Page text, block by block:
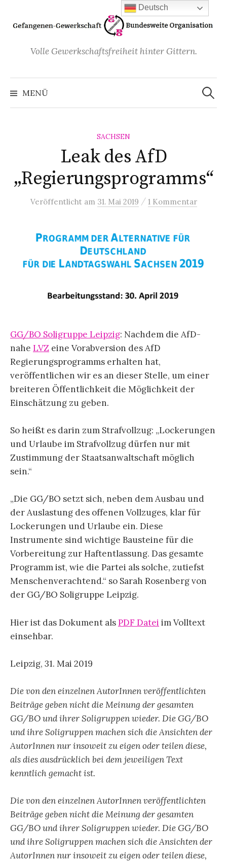
Inhalt
überspringen
Volle Gewerkschaftsfreiheit hinter Gittern.
MENÜ
Suchen
nach:
SACHSEN
Leak des AfD
„Regierungsprogramms“
Veröffentlicht am 31. Mai 2019 / 1 Kommentar
GG/BO Soligruppe Leipzig: Nachdem die AfD-
nahe LVZ eine Vorabversion des AfD
Regierungsprogramms erhalten hat,
veröffentlichen wir es an dieser Stelle, um einer
breiteren Öffentlichkeit die Möglichkeit der
Einschätzung zu geben.
So heißt es darin zum Strafvollzug: „Lockerungen
und Urlaube im Strafvollzug dürfen nur mit
Zustimmung der Staatsanwaltschaft möglich
sein.“
„Die GG/BO setzt sich, neben dem Ausbau und
der Auslastung des offenen Vollzuges, klar für
Lockerungen und Urlaube ein. Diese
Instrumente sind wichtige Bausteine für die
Vorbereitung zur Haftentlassung. Das gesamte
Programm ist, wie die Partei als solche, zutiefst
Menschenverachtend.“ so Sarah Rosenberg von
der GG/BO Soligruppe Leipzig.
Hier ist das Dokument alsPDF Datei im Volltext
einsehbar.
Leipzig, 31. Mai 2019
Die von den einzelnen AutorInnen veröffentlichten
Beiträge geben nicht die Meinung der gesamten
GG/BO und ihrer Soligruppen wieder. Die GG/BO
und ihre Soligruppen machen sich die Ansichten der
AutorInnen nur insoweit zu eigen oder teilen diese,
als dies ausdrücklich bei dem jeweiligen Text
kenntlich gemacht ist.
Die von den einzelnen AutorInnen veröffentlichten
Beiträge geben nicht die Meinung der gesamten
GG/BO und ihrer Soligruppen wieder. Die GG/BO
und ihre Soligruppen machen sich die Ansichten der
AutorInnen nur insoweit zu eigen oder teilen diese,
Deutsch